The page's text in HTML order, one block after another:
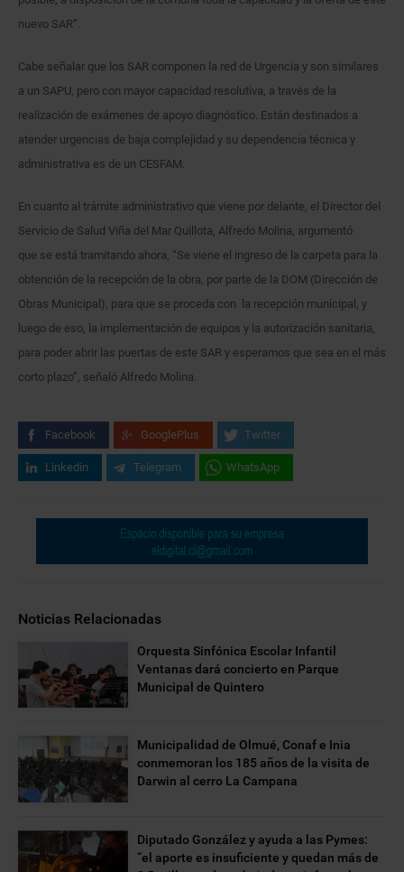
nuevo SAR”.
Cabe señalar que los SAR componen la red de Urgencia y son similares
a un SAPU, pero con mayor capacidad resolutiva, a través de la
realización de exámenes de apoyo diagnóstico. Están destinados a
atender urgencias de baja complejidad y su dependencia técnica y
administrativa es de un CESFAM.
En cuanto al trámite administrativo que viene por delante, el Director del
Servicio de Salud Viña del Mar Quillota, Alfredo Molina, argumentó
que se está tramitando ahora, “Se viene el ingreso de la carpeta para la
obtención de la recepción de la obra, por parte de la DOM (Dirección de
Obras Municipal), para que se proceda con la recepción municipal, y
luego de eso, la implementación de equipos y la autorización sanitaria,
para poder abrir las puertas de este SAR y esperamos que sea en el más
corto plazo”, señaló Alfredo Molina.
Facebook GooglePlus Twitter
Linkedin Telegram WhatsApp
Noticias Relacionadas
Orquesta Sinfónica Escolar Infantil
Ventanas dará concierto en Parque
Municipal de Quintero
Municipalidad de Olmué, Conaf e Inia
conmemoran los 185 años de la visita de
Darwin al cerro La Campana
Diputado González y ayuda a las Pymes:
“el aporte es insuficiente y quedan más de